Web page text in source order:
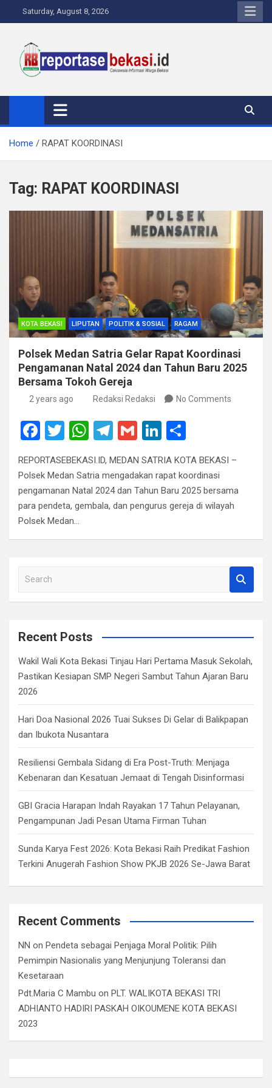
to
Saturday, August 8, 2026
Reportase Bekasi
Cakrawala Informasi Warga Bekasi
Home RAPAT KOORDINASI
Tag: RAPAT KOORDINASI
KOTA BEKASI LIPUTAN POLITIK & SOSIAL RAGAM
Polsek Medan Satria Gelar Rapat Koordinasi
Pengamanan Natal 2024 dan Tahun Baru 2025
Bersama Tokoh Gereja
2 years ago Redaksi Redaksi No Comments
F
ce
b
o
o
k
T
tt
er
W
at
s
A
p
T
e
gr
a
G
ail
Li
ke
dI
n
ar
e
REPORTASEBEKASI.ID, MEDAN SATRIA KOTA BEKASI –
Polsek Medan Satria mengadakan rapat koordinasi
pengamanan Natal 2024 dan Tahun Baru 2025 bersama
para pendeta, gembala, dan pengurus gereja di wilayah
Polsek Medan…
a
c
Recent Posts
Wakil Wali Kota Bekasi Tinjau Hari Pertama Masuk Sekolah,
Pastikan Kesiapan SMP Negeri Sambut Tahun Ajaran Baru
2026
Hari Doa Nasional 2026 Tuai Sukses Di Gelar di Balikpapan
dan Ibukota Nusantara
Resiliensi Gembala Sidang di Era Post-Truth: Menjaga
Kebenaran dan Kesatuan Jemaat di Tengah Disinformasi
GBI Gracia Harapan Indah Rayakan 17 Tahun Pelayanan,
Pengampunan Jadi Pesan Utama Firman Tuhan
Sunda Karya Fest 2026: Kota Bekasi Raih Predikat Fashion
Terkini Anugerah Fashion Show PKJB 2026 Se-Jawa Barat
Recent Comments
NN on Pendeta sebagai Penjaga Moral Politik: Pilih
Pemimpin Nasionalis yang Menjunjung Toleransi dan
Kesetaraan
Pdt.Maria C Mambu on PLT. WALIKOTA BEKASI TRI
ADHIANTO HADIRI PASKAH OIKOUMENE KOTA BEKASI
2023